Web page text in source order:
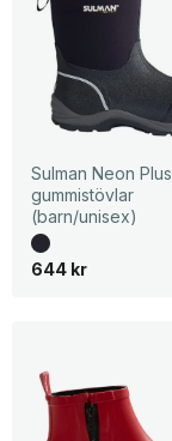
Sulman Neon Plus
gummistövlar
(barn/unisex)
644 kr